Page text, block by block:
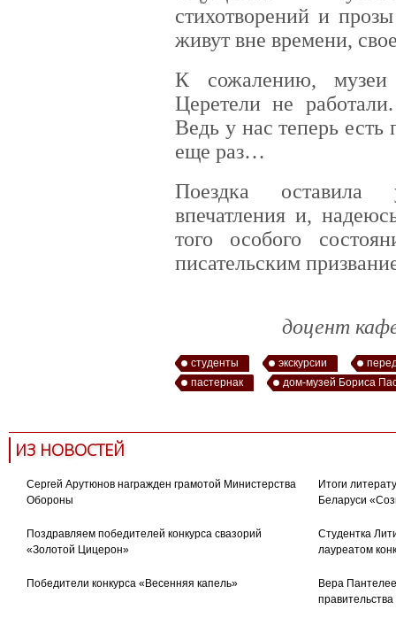
стихотворений и
живут вне времени,
К сожалению,
Церетели не
Ведь у нас теперь есть
еще раз…
Поездка оставила
впечатления и,
того особого
писательским
доцент
студенты экскурсии
пастернак
дом-музей Бориса
ИЗ НОВОСТЕЙ
Сергей Арутюнов награжден грамотой Министерства
Обороны
Итоги
Беларуси
Поздравляем победителей конкурса свазорий
«Золотой Цицерон»
Студентка
лауреатом
Победители конкурса «Весенняя капель»
Вера